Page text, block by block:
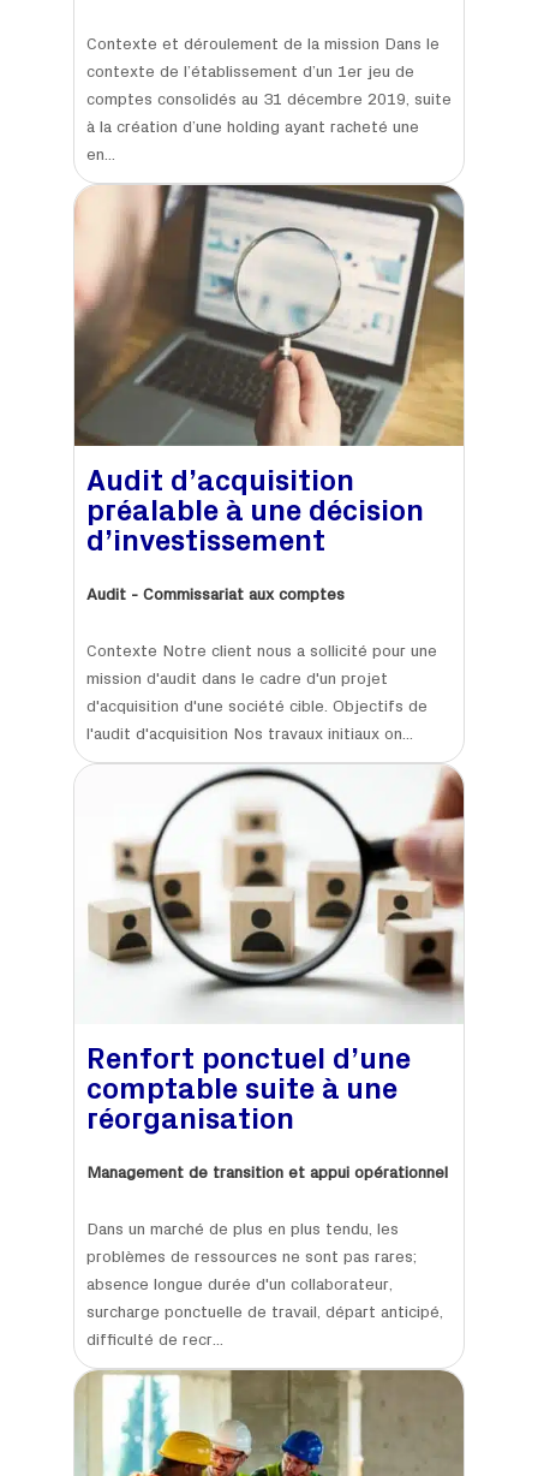
Contexte et déroulement de la mission Dans le
contexte de l’établissement d’un 1er jeu de
comptes consolidés au 31 décembre 2019, suite
à la création d’une holding ayant racheté une
en...
Audit d’acquisition
préalable à une décision
d’investissement
Audit - Commissariat aux comptes
Contexte Notre client nous a sollicité pour une
mission d'audit dans le cadre d'un projet
d'acquisition d'une société cible. Objectifs de
l'audit d'acquisition Nos travaux initiaux on...
Renfort ponctuel d’une
comptable suite à une
réorganisation
Management de transition et appui opérationnel
Dans un marché de plus en plus tendu, les
problèmes de ressources ne sont pas rares;
absence longue durée d'un collaborateur,
surcharge ponctuelle de travail, départ anticipé,
difficulté de recr...